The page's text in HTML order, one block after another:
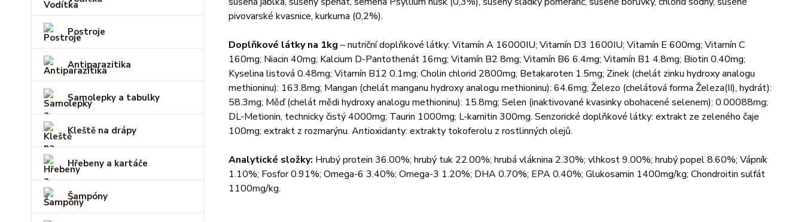
Postroje
Antiparazitika
Samolepky a tabulky
Kleště na drápy
Hřebeny a kartáče
Šampóny
pivovarské kvasnice, kurkuma (0,2%).
Doplňkové látky na 1kg – nutriční doplňkové látky: Vitamín A 16000IU; Vitamín D3 1600IU; Vitamín E 600mg; Vitamín C
160mg; Niacin 40mg; Kalcium D-Pantothenát 16mg; Vitamín B2 8mg; Vitamín B6 6.4mg; Vitamín B1 4.8mg; Biotin 0.40mg;
Kyselina listová 0.48mg; Vitamín B12 0.1mg; Cholin chlorid 2800mg; Betakaroten 1.5mg; Zinek (chelát zinku hydroxy analogu
methioninu): 163.8mg; Mangan (chelát manganu hydroxy analogu methioninu): 64.6mg; Železo (chelátová forma Železa(II), hydrát):
58.3mg; Měď (chelát mědi hydroxy analogu methioninu): 15.8mg; Selen (inaktivované kvasinky obohacené selenem): 0.00088mg;
DL-Metionin, technicky čistý 4000mg; Taurin 1000mg; L-karnitin 300mg. Senzorické doplňkové látky: extrakt ze zeleného čaje
100mg; extrakt z rozmarýnu. Antioxidanty: extrakty tokoferolu z rostlinných olejů.
Analytické složky: Hrubý protein 36.00%; hrubý tuk 22.00%; hrubá vláknina 2.30%; vlhkost 9.00%; hrubý popel 8.60%; Vápník
1.10%; Fosfor 0.91%; Omega-6 3.40%; Omega-3 1.20%; DHA 0.70%; EPA 0.40%; Glukosamin 1400mg/kg; Chondroitin sulfát
1100mg/kg.